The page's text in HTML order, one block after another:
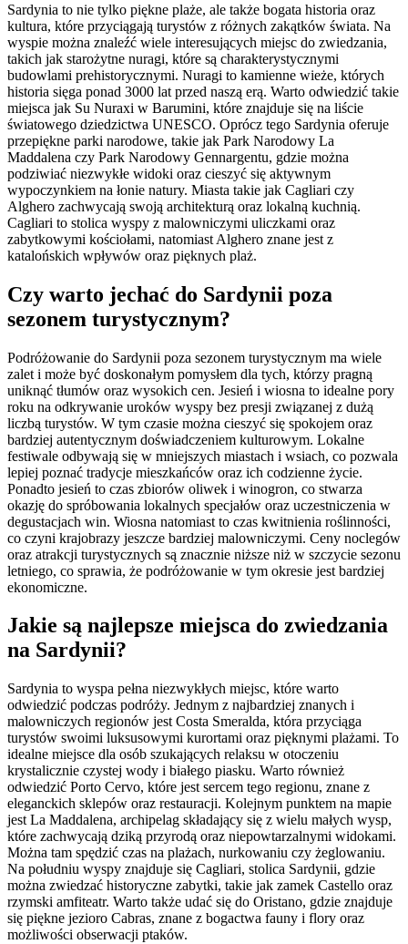
Sardynia to nie tylko piękne plaże, ale także bogata historia oraz
kultura, które przyciągają turystów z różnych zakątków świata. Na
wyspie można znaleźć wiele interesujących miejsc do zwiedzania,
takich jak starożytne nuragi, które są charakterystycznymi
budowlami prehistorycznymi. Nuragi to kamienne wieże, których
historia sięga ponad 3000 lat przed naszą erą. Warto odwiedzić takie
miejsca jak Su Nuraxi w Barumini, które znajduje się na liście
światowego dziedzictwa UNESCO. Oprócz tego Sardynia oferuje
przepiękne parki narodowe, takie jak Park Narodowy La
Maddalena czy Park Narodowy Gennargentu, gdzie można
podziwiać niezwykłe widoki oraz cieszyć się aktywnym
wypoczynkiem na łonie natury. Miasta takie jak Cagliari czy
Alghero zachwycają swoją architekturą oraz lokalną kuchnią.
Cagliari to stolica wyspy z malowniczymi uliczkami oraz
zabytkowymi kościołami, natomiast Alghero znane jest z
katalońskich wpływów oraz pięknych plaż.
Czy warto jechać do Sardynii poza
sezonem turystycznym?
Podróżowanie do Sardynii poza sezonem turystycznym ma wiele
zalet i może być doskonałym pomysłem dla tych, którzy pragną
uniknąć tłumów oraz wysokich cen. Jesień i wiosna to idealne pory
roku na odkrywanie uroków wyspy bez presji związanej z dużą
liczbą turystów. W tym czasie można cieszyć się spokojem oraz
bardziej autentycznym doświadczeniem kulturowym. Lokalne
festiwale odbywają się w mniejszych miastach i wsiach, co pozwala
lepiej poznać tradycje mieszkańców oraz ich codzienne życie.
Ponadto jesień to czas zbiorów oliwek i winogron, co stwarza
okazję do spróbowania lokalnych specjałów oraz uczestniczenia w
degustacjach win. Wiosna natomiast to czas kwitnienia roślinności,
co czyni krajobrazy jeszcze bardziej malowniczymi. Ceny noclegów
oraz atrakcji turystycznych są znacznie niższe niż w szczycie sezonu
letniego, co sprawia, że podróżowanie w tym okresie jest bardziej
ekonomiczne.
Jakie są najlepsze miejsca do zwiedzania
na Sardynii?
Sardynia to wyspa pełna niezwykłych miejsc, które warto
odwiedzić podczas podróży. Jednym z najbardziej znanych i
malowniczych regionów jest Costa Smeralda, która przyciąga
turystów swoimi luksusowymi kurortami oraz pięknymi plażami. To
idealne miejsce dla osób szukających relaksu w otoczeniu
krystalicznie czystej wody i białego piasku. Warto również
odwiedzić Porto Cervo, które jest sercem tego regionu, znane z
eleganckich sklepów oraz restauracji. Kolejnym punktem na mapie
jest La Maddalena, archipelag składający się z wielu małych wysp,
które zachwycają dziką przyrodą oraz niepowtarzalnymi widokami.
Można tam spędzić czas na plażach, nurkowaniu czy żeglowaniu.
Na południu wyspy znajduje się Cagliari, stolica Sardynii, gdzie
można zwiedzać historyczne zabytki, takie jak zamek Castello oraz
rzymski amfiteatr. Warto także udać się do Oristano, gdzie znajduje
się piękne jezioro Cabras, znane z bogactwa fauny i flory oraz
możliwości obserwacji ptaków.